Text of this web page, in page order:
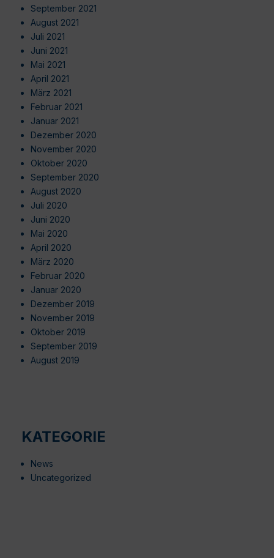
September 2021
August 2021
Juli 2021
Juni 2021
Mai 2021
April 2021
März 2021
Februar 2021
Januar 2021
Dezember 2020
November 2020
Oktober 2020
September 2020
August 2020
Juli 2020
Juni 2020
Mai 2020
April 2020
März 2020
Februar 2020
Januar 2020
Dezember 2019
November 2019
Oktober 2019
September 2019
August 2019
KATEGORIE
News
Uncategorized